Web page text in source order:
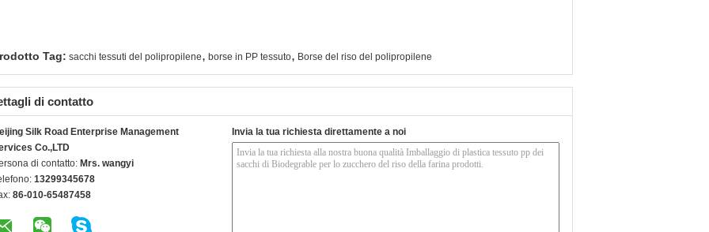
Tag: sacchi tessuti del polipropilene, borse in PP tessuto, Borse del riso del polipropilene
di contatto
Silk Road Enterprise Management
Co.,LTD
di contatto: Mrs. wangyi
13299345678
86-010-65487458
Invia la tua richiesta direttamente a noi